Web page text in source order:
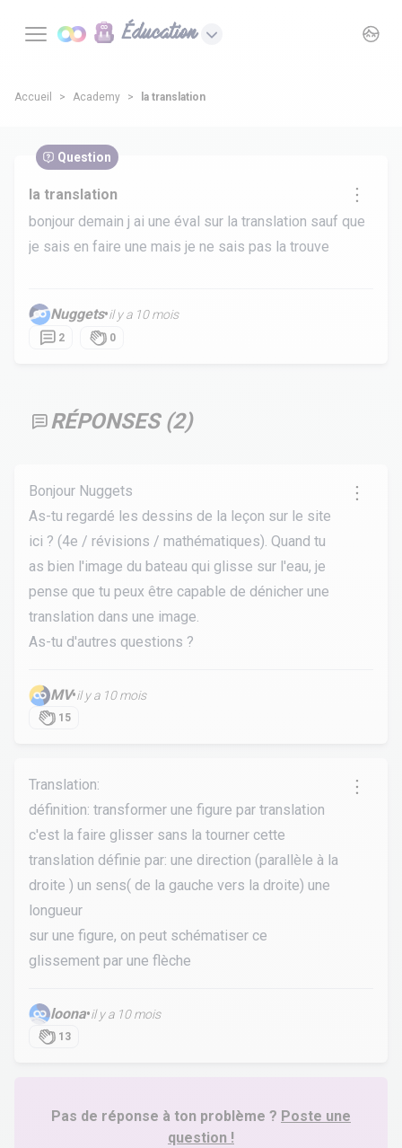
Éducation
Accueil Academy la translation
Question
la translation
bonjour demain j ai une éval sur la translation sauf que
je sais en faire une mais je ne sais pas la trouve
Nuggets•il y a 10 mois
2 0
RÉPONSES (2)
Bonjour Nuggets
As-tu regardé les dessins de la leçon sur le site
ici ? (4e / révisions / mathématiques). Quand tu
as bien l'image du bateau qui glisse sur l'eau, je
pense que tu peux être capable de dénicher une
translation dans une image.
As-tu d'autres questions ?
MV•il y a 10 mois
15
Translation:
définition: transformer une figure par translation
c'est la faire glisser sans la tourner cette
translation définie par: une direction (parallèle à la
droite ) un sens( de la gauche vers la droite) une
longueur
sur une figure, on peut schématiser ce
glissement par une flèche
loona•il y a 10 mois
13
Pas de réponse à ton problème ? Poste une
question !